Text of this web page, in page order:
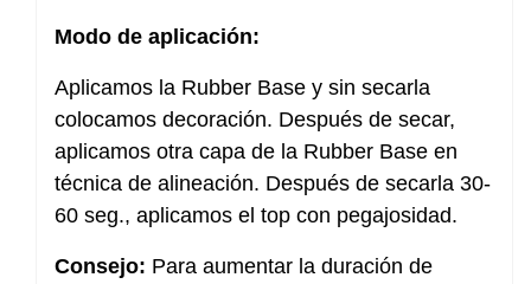
Modo de aplicación:
Aplicamos la Rubber Base y sin secarla
colocamos decoración. Después de secar,
aplicamos otra capa de la Rubber Base en
técnica de alineación. Después de secarla 30-
60 seg., aplicamos el top con pegajosidad.
Consejo: Para aumentar la duración de